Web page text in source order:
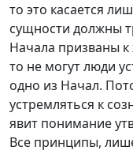
то это касается
сущности должны
Начала призваны
то не могут люди
одно из Начал.
устремляться к
явит понимание
Все принципы,